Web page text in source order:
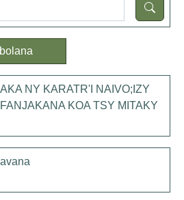
NY KARATR'I NAIVO;IZY
KOA TSY MITAKY